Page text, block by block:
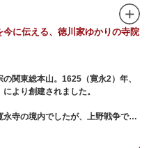
人気を博しています。
公も回向院より遷され、境内にあ
ます。俳優の渥美清が願をかけた
」で寅さんが首にかけているお守
今に伝える、徳川家ゆかりの寺院
関東総本山。1625（寛永2）年、
より創建されました。
寺の境内でしたが、上野戦争でそ
山堂（両大師）、不忍池辯天堂、
が上野公園とその周辺に点在して